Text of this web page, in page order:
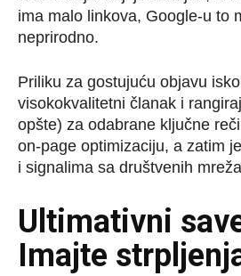
ima malo linkova, Google-u to
neprirodno.
Priliku za gostujuću objavu
visokokvalitetni članak i
opšte) za odabrane ključne
on-page optimizaciju, a zatim
i signalima sa društvenih
Ultimativni
Imajte